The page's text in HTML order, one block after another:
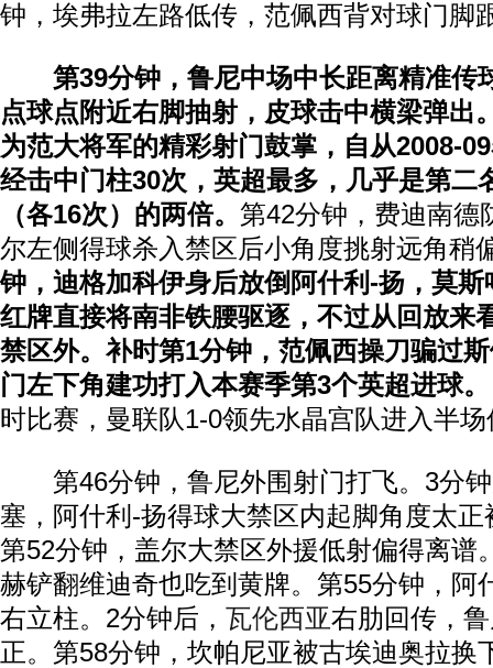
钟，埃弗拉左路低传，范佩西背对球门脚
第39分钟，鲁尼中场中长距离精准传
点球点附近右脚抽射，皮球击中横梁弹出
为范大将军的精彩射门鼓掌，自从2008-
经击中门柱30次，英超最多，几乎是第二
（各16次）的两倍。 第42分钟，费迪南德
尔左侧得球杀入禁区后小角度挑射远角稍
钟，迪格加科伊身后放倒阿什利-扬，莫
红牌直接将南非铁腰驱逐，不过从回放来
禁区外。补时第1分钟，范佩西操刀骗过
门左下角建功打入本赛季第3个英超进球
时比赛，曼联队1-0领先水晶宫队进入半
第46分钟，鲁尼外围射门打飞。3分钟
塞，阿什利-扬得球大禁区内起脚角度太
第52分钟，盖尔大禁区外援低射偏得离谱
赫铲翻维迪奇也吃到黄牌。第55分钟，阿
右立柱。2分钟后， 瓦伦西亚右肋回传，
正。第58分钟，坎帕尼亚被古埃迪奥拉换